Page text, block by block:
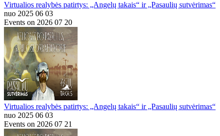
Virtualios realybės patirtys: „Angelų takais“ ir „Pasaulių sutvėrimas“
nuo 2025 06 03
Events on 2026 07 20
Virtualios realybės patirtys: „Angelų takais“ ir „Pasaulių sutvėrimas“
nuo 2025 06 03
Events on 2026 07 21